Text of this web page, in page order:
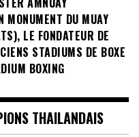
MONUMENT DU MUAY
LE FONDATEUR DE
STADIUMS DE BOXE
BOXING
THAILANDAIS